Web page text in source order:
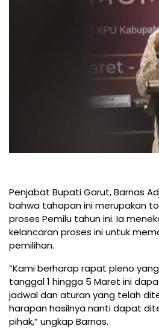
Penjabat Bupati Garut, Barnas
bahwa tahapan ini merupakan
proses Pemilu tahun ini. Ia
kelancaran proses ini untuk
pemilihan.
“Kami berharap rapat pleno
tanggal 1 hingga 5 Maret ini
jadwal dan aturan yang telah
harapan hasilnya nanti dapat
pihak,” ungkap Barnas.